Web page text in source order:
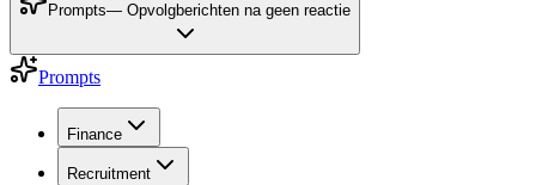
Prompts— Opvolgberichten na geen reactie
Prompts
Finance
Recruitment